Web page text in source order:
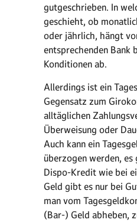
gutgeschrieben. In
geschieht, ob
oder jährlich, hängt
entsprechenden Bank
Konditionen ab.
Allerdings ist ein
Gegensatz zum
alltäglichen
Überweisung oder
Auch kann ein
überzogen werden,
Dispo-Kredit wie bei
Geld gibt es nur bei
man vom
(Bar-) Geld abheben,